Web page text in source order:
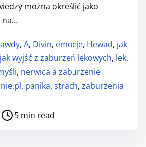
można określić jako
na…
, A, Divin, emocje, Hewad, jak
jak wyjść z zaburzeń lękowych, lek,
, nerwica a zaburzenie
, panika, strach, zaburzenia
d
5 min read